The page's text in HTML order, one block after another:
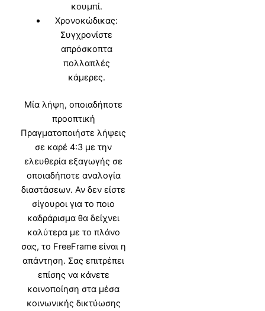
κουμπί.
Χρονοκώδικας:
Συγχρονίστε
απρόσκοπτα
πολλαπλές
κάμερες.
Μία λήψη, οποιαδήποτε
προοπτική
Πραγματοποιήστε λήψεις
σε καρέ 4:3 με την
ελευθερία εξαγωγής σε
οποιαδήποτε αναλογία
διαστάσεων. Αν δεν είστε
σίγουροι για το ποιο
καδράρισμα θα δείχνει
καλύτερα με το πλάνο
σας, το FreeFrame είναι η
απάντηση. Σας επιτρέπει
επίσης να κάνετε
κοινοποίηση στα μέσα
κοινωνικής δικτύωσης